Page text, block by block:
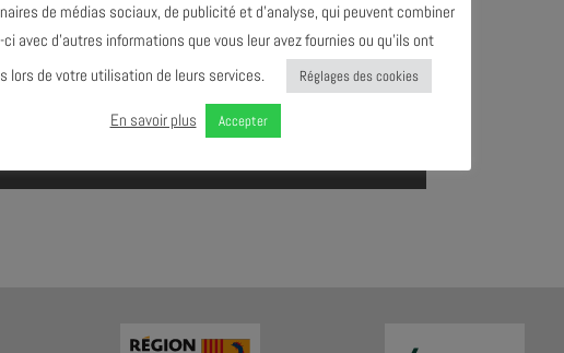
INCLUSION & VHSS
de médias sociaux, de publicité et d’analyse, qui peuvent combiner
avec d’autres informations que vous leur avez fournies ou qu’ils ont
lors de votre utilisation de leurs services.
Réglages des cookies
En savoir plus Accepter